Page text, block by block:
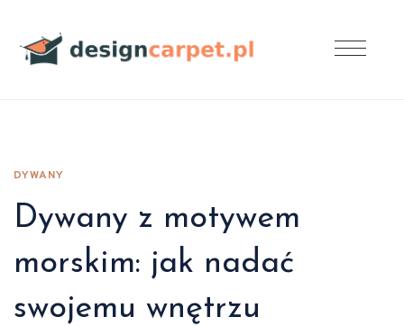
DYWANY
Dywany z motywem
morskim: jak nadać
swojemu wnętrzu